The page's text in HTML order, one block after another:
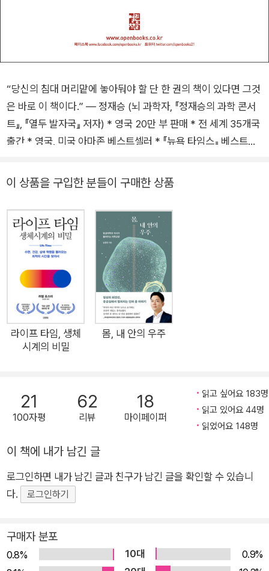
“당신의 침대 머리맡에 놓아둬야 할 단 한 권의 책이 있다면 그것
은 바로 이 책이다.” ― 정재승 (뇌 과학자, 『정재승의 과학 콘서
트』, 『열두 발자국』 저자) * 영국 20만 부 판매 * 전 세계 35개국
출간 * 영국, 미국 아마존 베스트셀러 * 『뉴욕 타임스』 베스트셀
버』, 『파이낸셜 타임스』, 『데일리 메일』, 『이브닝 스탠더드』, 『퍼
과학자이자 수면 전문가인 매슈 워커의 『우리는 왜 잠을 자야 할
까』가 열린책들에서 번역 출간되었다. 워커는 100편이 넘는 과학
논문을 발표하며 정력적인 연구 활동을 벌이는 수면 의학 분야의
석학이자, 동시에 텔레비전 방송과 라디오 매체를 통해 대중과 활
발하게 교감하는 자타 공인 <수면 외교관>으로 인정받고 있다.
이 책에서 저자는 수면 의학의 최전선에서 우리가 미처 몰랐던 잠
의 이모저모를 과학적 근거들과 함께 이해하기 쉽게 설명하고, 잠
의 놀라운 능력을 통해 우리 삶을 더 나은 방향으로 이끌 방법을
탁월한 통찰로 제시하고 있다. 수면과 꿈의 과학 인간은 인생의 3
고, 생존의 위협으로부터 스스로를 보호하고, 식량을 얻고, 자손
을 번식시킨다. 반면, 이런 행위들을 할 수 없는 나머지 시간, 즉
그래도 우리는 잠을 잔다. 명백한 위험에도 불구하고 여전히 모든
생물이 잠을 잔다는 것은 피해를 보상하고도 남을 만큼의 엄청난
혜택이 존재함을 의미하는 것이 분명하다. 적어도 잠을 푹 잔다고
해서 우리가 생물학적 혜택에서 전혀 제외되지 않는다는 것이 수
지 않아야 할 이유가 없는 것이다. 안타까운 것은 그럼에도 인간
은 일부러 자신의 수면 시간을 줄이는 유일한 종이라는 사실이다.
이 상품을 구입한 분들이 구매한 상품
라이프 타임, 생체
시계의 비밀
몸, 내 안의 우주
21
100자평
62
리뷰
18
마이페이퍼
읽고 싶어요 183명
읽고 있어요 44명
읽었어요 148명
이 책에 내가 남긴 글
로그인하면 내가 남긴 글과 친구가 남긴 글을 확인할 수 있습니
다.
로그인하기
구매자 분포
0.8% 10대
0.9%